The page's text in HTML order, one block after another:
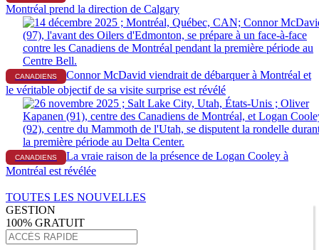
Montréal prend la direction de Calgary
CANADIENS
Connor McDavid viendrait de débarquer à Montréal et
le véritable objectif de sa visite surprise est révélé
CANADIENS
La vraie raison de la présence de Logan Cooley à
Montréal est révélée
TOUTES LES NOUVELLES
GESTION
100% GRATUIT